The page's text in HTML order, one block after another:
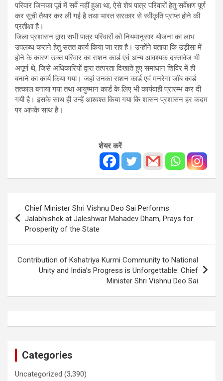
परिवार जिनका पूर्व में सर्वे नहीं हुआ था, ऐसे शेष पात्र परिवारों हेतु सर्वेक्षण पूर्ण
कर सूची तैयार कर ली गई है तथा भारत सरकार से स्वीकृति प्राप्त होने की
प्रतीक्षा है।
जिला प्रशासन द्वारा सभी पात्र परिवारों को नियमानुसार योजना का लाभ
उपलब्ध कराने हेतु सतत कार्य किया जा रहा है। उन्होंने बताया कि उड़ीसा में
होने के कारण उक्त परिवार का राशन कार्ड एवं अन्य आवश्यक दस्तावेज भी
अपूर्ण थे, जिसे अधिकारियों द्वारा तत्परता दिखाते हुए समाधान शिविर में ही
बनाने का कार्य किया गया। जहां उनका राशन कार्ड एवं मनरेगा जॉब कार्ड
तत्काल बनाया गया तथा आयुष्मान कार्ड के लिए भी कार्यवाही प्रारम्भ कर दी
गयी है। इसके साथ ही उन्हें आश्वश्त किया गया कि शासन प्रशासन हर कदम
पर आपके साथ है।
शेयर करें
navigation
Chief Minister Shri Vishnu Deo Sai Performs
Jalabhishek at Jaleshwar Mahadev Dham, Prays for
Prosperity of the State
Contribution of Kshatriya Kurmi Community to National
Unity and India’s Progress is Unforgettable: Chief
Minister Shri Vishnu Deo Sai
Categories
Uncategorized (3,390)